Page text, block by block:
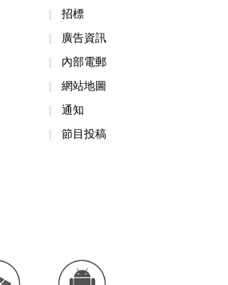
招標
廣告資訊
內部電郵
網站地圖
通知
節目投稿